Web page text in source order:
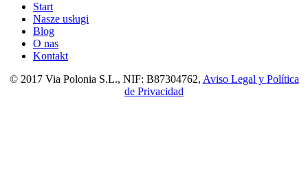
Start
Nasze usługi
Blog
O nas
Kontakt
© 2017 Via Polonia S.L., NIF: B87304762, Aviso Legal y Política
de Privacidad